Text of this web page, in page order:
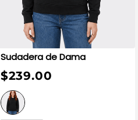
Sudadera de Dama
$239.00